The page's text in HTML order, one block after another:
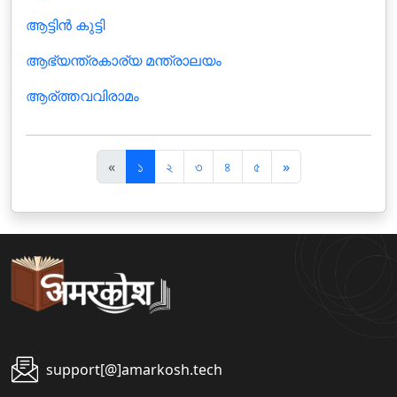
ആട്ടിന്‍ കുട്ടി
ആഭ്യന്ത്രകാര്യ മന്ത്രാലയം
ആര്ത്തവവിരാമം
«पि
छ
ला
১ ২ ৩ ৪ ৫ »अ
ग
ला
support[@]amarkosh.tech